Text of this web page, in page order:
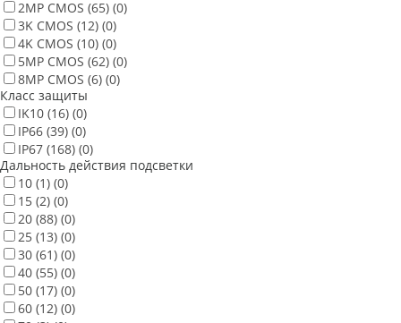
2MP CMOS (65) (0)
3K CMOS (12) (0)
4K CMOS (10) (0)
5MP CMOS (62) (0)
8MP CMOS (6) (0)
Класс защиты
IK10 (16) (0)
IP66 (39) (0)
IP67 (168) (0)
Дальность действия подсветки
10 (1) (0)
15 (2) (0)
20 (88) (0)
25 (13) (0)
30 (61) (0)
40 (55) (0)
50 (17) (0)
60 (12) (0)